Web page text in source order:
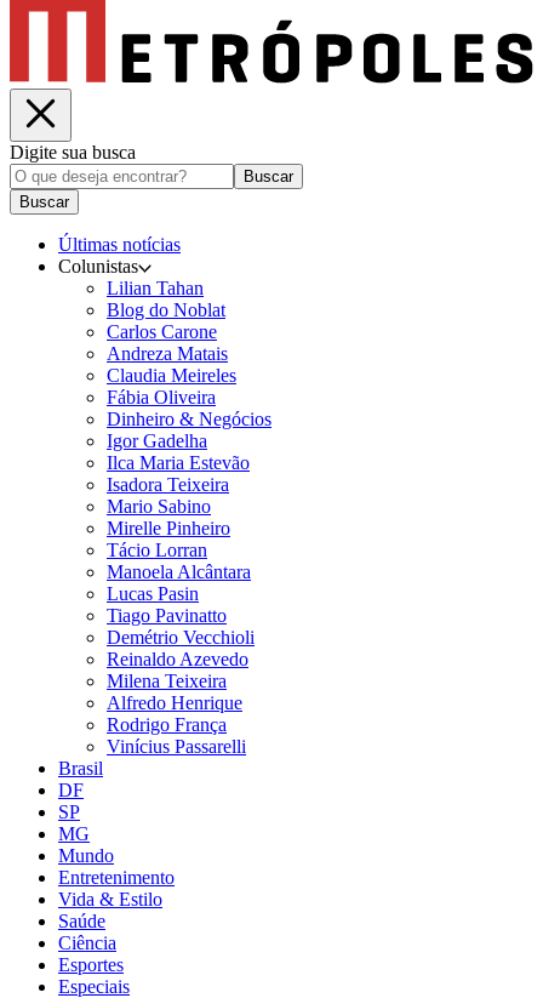
Digite sua busca
Buscar
Buscar
Últimas notícias
Colunistas
Lilian Tahan
Blog do Noblat
Carlos Carone
Andreza Matais
Claudia Meireles
Fábia Oliveira
Dinheiro & Negócios
Igor Gadelha
Ilca Maria Estevão
Isadora Teixeira
Mario Sabino
Mirelle Pinheiro
Tácio Lorran
Manoela Alcântara
Lucas Pasin
Tiago Pavinatto
Demétrio Vecchioli
Reinaldo Azevedo
Milena Teixeira
Alfredo Henrique
Rodrigo França
Vinícius Passarelli
Brasil
DF
SP
MG
Mundo
Entretenimento
Vida & Estilo
Saúde
Ciência
Esportes
Especiais